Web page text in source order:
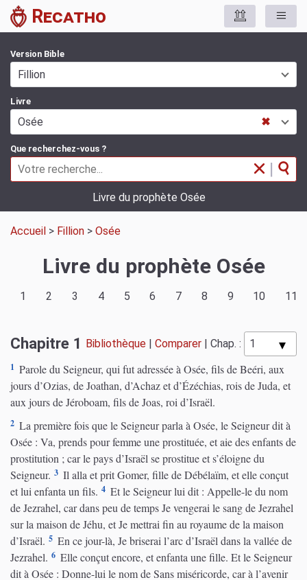
Recatho
Version Bible
Fillion
Livre
Osée ✖
Que recherchez-vous ?
|
Livre du prophète Osée
Accueil > Fillion > Osée
Livre du prophète Osée
1 2 3 4 5 6 7 8 9 10 11
Chapitre 1 Bibliothèque | Comparer | Chap. :
1 Parole du Seigneur, qui fut adressée à Osée, fils de Beéri, aux
jours d’Ozias, de Joathan, d’Achaz et d’Ézéchias, rois de Juda, et
aux jours de Jéroboam, fils de Joas, roi d’Israël.
2 La première fois que le Seigneur parla à Osée, le Seigneur dit à
Osée : Va, prends pour femme une prostituée, et aie des enfants de
prostitution ; car le pays d’Israël se prostitue et s’éloigne du
Seigneur. 3 Il alla et prit Gomer, fille de Débélaïm, et elle conçut
et lui enfanta un fils. 4 Et le Seigneur lui dit : Appelle-le du nom
de Jezrahel, car dans peu de temps Je vengerai le sang de Jezrahel
sur la maison de Jéhu, et Je mettrai fin au royaume de la maison
d’Israël. 5 En ce jour-là, Je briserai l’arc d’Israël dans la vallée de
Jezrahel. 6 Elle conçut encore, et enfanta une fille. Et le Seigneur
dit à Osée : Donne-lui le nom de Sans miséricorde, car à l’avenir